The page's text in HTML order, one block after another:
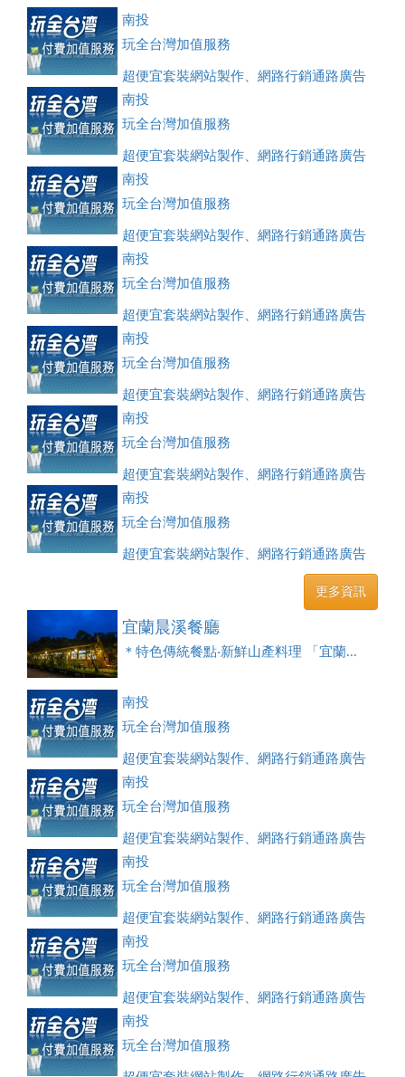
南投
玩全台灣加值服務
超便宜套裝網站製作、網路行銷通路廣告
刊登、訂房系統、客房委託旅行社銷售，全面優惠中....
南投
玩全台灣加值服務
超便宜套裝網站製作、網路行銷通路廣告
刊登、訂房系統、客房委託旅行社銷售，全面優惠中....
南投
玩全台灣加值服務
超便宜套裝網站製作、網路行銷通路廣告
刊登、訂房系統、客房委託旅行社銷售，全面優惠中....
南投
玩全台灣加值服務
超便宜套裝網站製作、網路行銷通路廣告
刊登、訂房系統、客房委託旅行社銷售，全面優惠中....
南投
玩全台灣加值服務
超便宜套裝網站製作、網路行銷通路廣告
刊登、訂房系統、客房委託旅行社銷售，全面優惠中....
南投
玩全台灣加值服務
超便宜套裝網站製作、網路行銷通路廣告
刊登、訂房系統、客房委託旅行社銷售，全面優惠中....
南投
玩全台灣加值服務
超便宜套裝網站製作、網路行銷通路廣告
刊登、訂房系統、客房委託旅行社銷售，全面優惠中....
更多資訊
宜蘭晨溪餐廳
＊特色傳統餐點‧新鮮山產料理 「宜蘭...
南投
玩全台灣加值服務
超便宜套裝網站製作、網路行銷通路廣告
刊登、訂房系統、客房委託旅行社銷售，全面優惠中....
南投
玩全台灣加值服務
超便宜套裝網站製作、網路行銷通路廣告
刊登、訂房系統、客房委託旅行社銷售，全面優惠中....
南投
玩全台灣加值服務
超便宜套裝網站製作、網路行銷通路廣告
刊登、訂房系統、客房委託旅行社銷售，全面優惠中....
南投
玩全台灣加值服務
超便宜套裝網站製作、網路行銷通路廣告
刊登、訂房系統、客房委託旅行社銷售，全面優惠中....
南投
玩全台灣加值服務